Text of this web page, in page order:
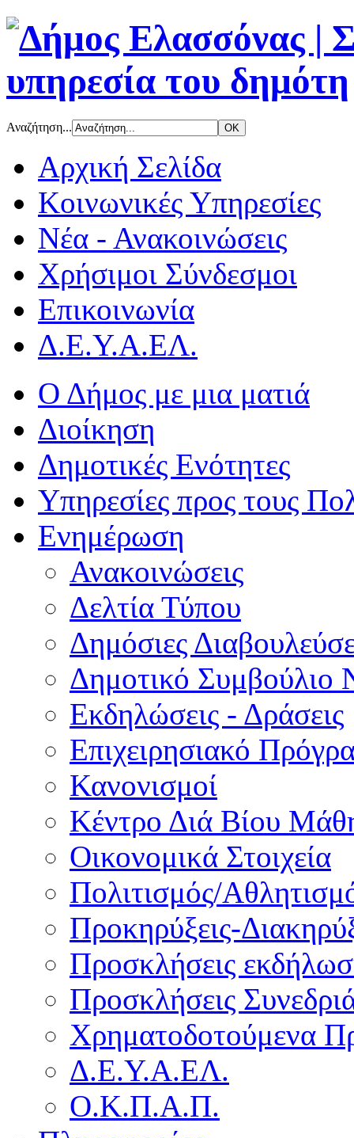
Αναζήτηση...
Αρχική Σελίδα
Κοινωνικές Υπηρεσίες
Νέα - Ανακοινώσεις
Χρήσιμοι Σύνδεσμοι
Επικοινωνία
Δ.Ε.Υ.Α.ΕΛ.
Ο Δήμος με μια ματιά
Διοίκηση
Δημοτικές Ενότητες
Υπηρεσίες προς τους
Ενημέρωση
Ανακοινώσεις
Δελτία Τύπου
Δημόσιες
Δημοτικό Συμβούλιο
Εκδηλώσεις - Δράσεις
Επιχειρησιακό
Κανονισμοί
Κέντρο Διά Βίου
Οικονομικά Στοιχεία
Πολιτισμός/
Προκηρύξεις-
Προσκλήσεις
Προσκλήσεις
Χρηματοδοτούμενα
Δ.Ε.Υ.Α.ΕΛ.
Ο.Κ.Π.Α.Π.